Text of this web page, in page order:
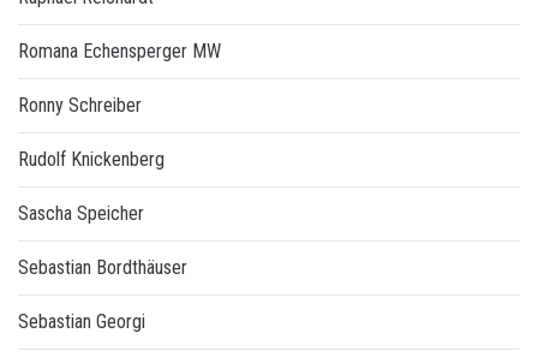
Romana Echensperger MW
Ronny Schreiber
Rudolf Knickenberg
Sascha Speicher
Sebastian Bordthäuser
Sebastian Georgi